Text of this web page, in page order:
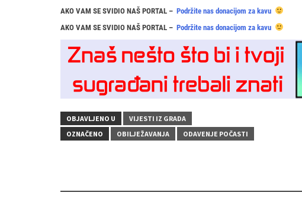
AKO VAM SE SVIDIO NAŠ PORTAL – Podržite nas donacijom za kavu
AKO VAM SE SVIDIO NAŠ PORTAL – Podržite nas donacijom za kavu
OBJAVLJENO U
VIJESTI IZ GRADA
OZNAČENO
OBILJEŽAVANJA ODAVENJE POČASTI